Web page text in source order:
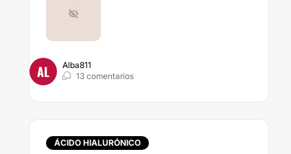
AL
Alba811
13 comentarios
ÁCIDO HIALURÓNICO